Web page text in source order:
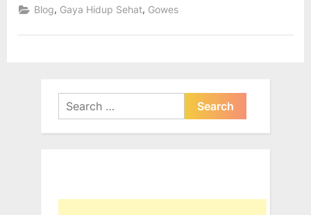
Blog, Gaya Hidup Sehat, Gowes
Search
for: